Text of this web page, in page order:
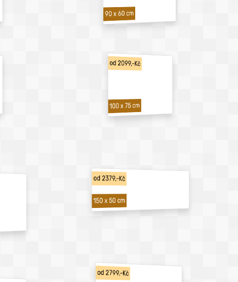
90 x 60 cm
od 2099,-Kč
100 x 75 cm
od 2379,-Kč
150 x 50 cm
od 2799,-Kč